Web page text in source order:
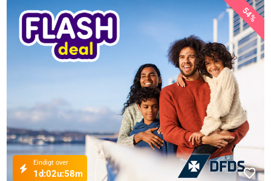
54%
Eindigt over
1d:02u:58m